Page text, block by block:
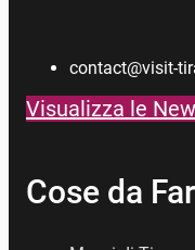
contact@visit-
Visualizza le
Cose da